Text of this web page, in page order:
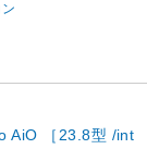
AiO ［23.8型 /int